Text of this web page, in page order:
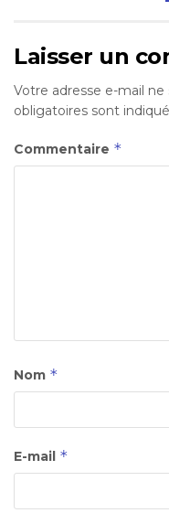
Laisser un
Votre adresse e-mail ne
obligatoires sont
Commentaire *
Nom *
E-mail *